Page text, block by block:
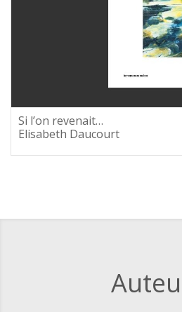
Si l’on revenait…
Elisabeth Daucourt